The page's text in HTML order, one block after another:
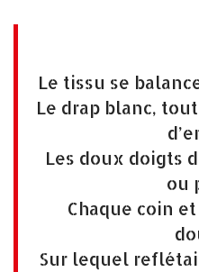
Le tissu se
Le drap blanc,
Les doux doigts
ou
Chaque coin
Sur lequel